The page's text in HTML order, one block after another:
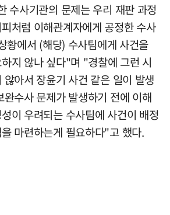
수사기관의 문제는 우리 재판 과정
처럼 이해관계자에게 공정한 수사
황에서 (해당) 수사팀에게 사건을
지 않나 싶다"며 "경찰에 그런 시
아서 장윤기 사건 같은 일이 발생
수사 문제가 발생하기 전에 이해
이 우려되는 수사팀에 사건이 배정
마련하는게 필요하다"고 했다.